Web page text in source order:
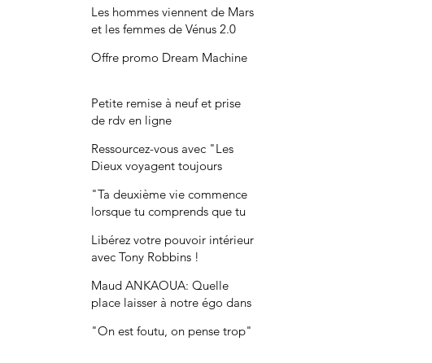
Les hommes viennent de Mars
et les femmes de Vénus 2.0
Offre promo Dream Machine
Petite remise à neuf et prise
de rdv en ligne
Ressourcez-vous avec "Les
Dieux voyagent toujours
"Ta deuxième vie commence
lorsque tu comprends que tu
Libérez votre pouvoir intérieur
avec Tony Robbins !
Maud ANKAOUA: Quelle
place laisser à notre égo dans
"On est foutu, on pense trop"